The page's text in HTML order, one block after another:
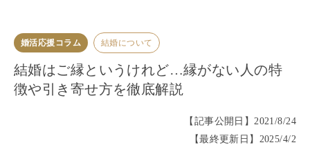
婚活応援コラム 結婚について
結婚はご縁というけれど…縁がない人の特
徴や引き寄せ方を徹底解説
【記事公開日】2021/8/24
【最終更新日】 2025/4/2